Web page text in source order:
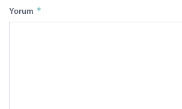
Yorum *